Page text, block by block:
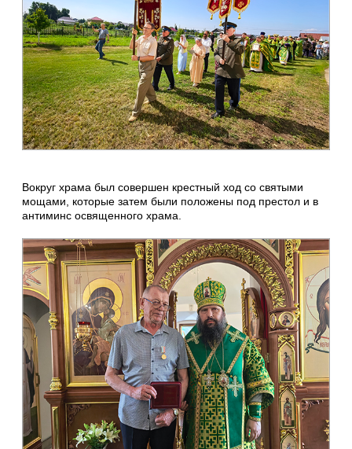
Вокруг храма был совершен крестный ход со святыми
мощами, которые затем были положены под престол и в
антиминс освященного храма.